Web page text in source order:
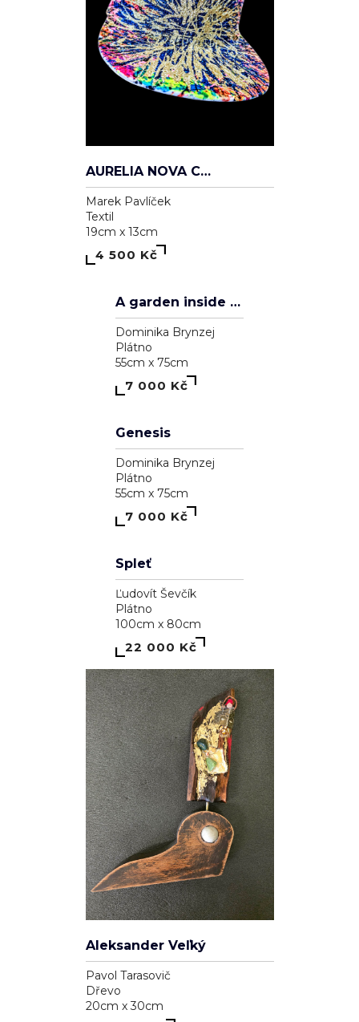
AURELIA NOVA CAP
Marek Pavlíček
Textil
19cm x 13cm
4 500 Kč
Dominika Brynzej
Plátno
55cm x 75cm
7 000 Kč
Genesis
Dominika Brynzej
Plátno
55cm x 75cm